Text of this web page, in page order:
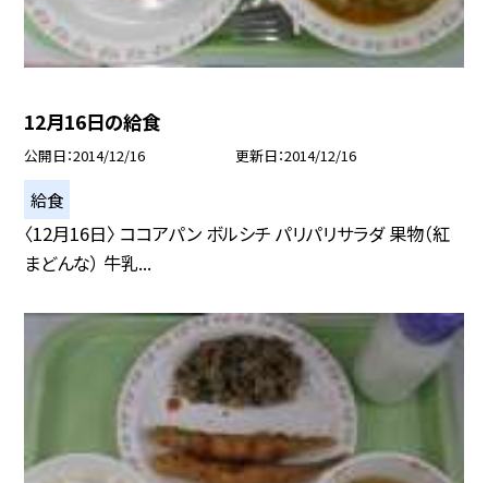
12月16日の給食
公開日 2014/12/16 更新日 2014/12/16
給食
〈12月16日〉 ココアパン ボルシチ パリパリサラダ 果物（紅
まどんな） 牛乳...